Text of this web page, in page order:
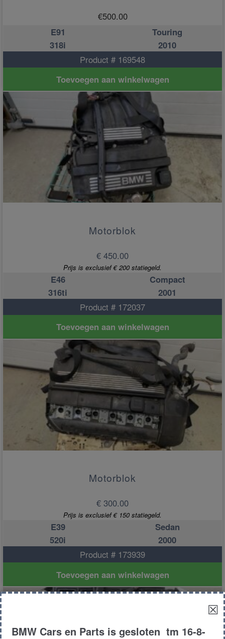
€500.00
E91
Touring
318i
2010
Product # 169548
Toevoegen aan winkelwagen
Motorblok
€ 450.00
Prijs is exclusief € 200 statiegeld.
E46
Compact
316ti
2001
Product # 172037
Toevoegen aan winkelwagen
Motorblok
€ 300.00
Prijs is exclusief € 150 statiegeld.
E39
Sedan
520i
2000
Product # 173939
Toevoegen aan winkelwagen
☒
BMW Cars en Parts is gesloten tm 16-8-